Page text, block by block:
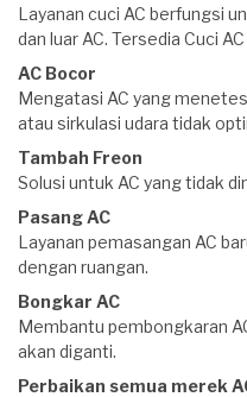
Layanan cuci AC berfungsi
dan luar AC. Tersedia Cuci
AC Bocor
Mengatasi AC yang
atau sirkulasi udara tidak
Tambah Freon
Solusi untuk AC yang tidak
Pasang AC
Layanan pemasangan AC
dengan ruangan.
Bongkar AC
Membantu pembongkaran
akan diganti.
Perbaikan semua merek